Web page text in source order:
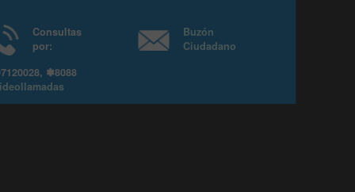
6007120028, ✽8088
yVideollamadas